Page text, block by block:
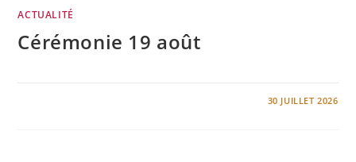
ACTUALITÉ
Cérémonie 19 août
30 JUILLET 2026